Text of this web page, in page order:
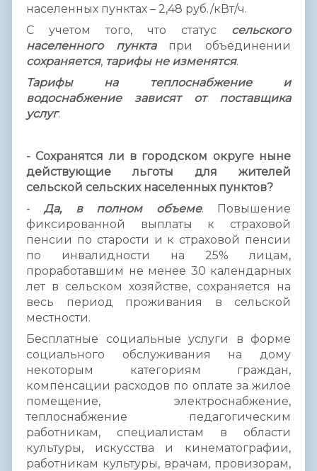
населенных пунктах – 2,48 руб./кВт/ч.
С учетом того, что статус сельского
населенного пункта при объединении
сохраняется, тарифы не изменятся.
Тарифы на теплоснабжение и
водоснабжение зависят от поставщика
услуг.
- Сохранятся ли в городском округе ныне
действующие льготы для жителей
сельской сельских населенных пунктов?
-Да, в полном объеме. Повышение
фиксированной выплаты к страховой
пенсии по старости и к страховой пенсии
по инвалидности на 25% лицам,
проработавшим не менее 30 календарных
лет в сельском хозяйстве, сохраняется на
весь период проживания в сельской
местности.
Бесплатные социальные услуги в форме
социального обслуживания на дому
некоторым категориям граждан,
компенсации расходов по оплате за жилое
помещение, электроснабжение,
теплоснабжение педагогическим
работникам, специалистам в области
культуры, искусства и кинематографии,
работникам культуры, врачам, провизорам,